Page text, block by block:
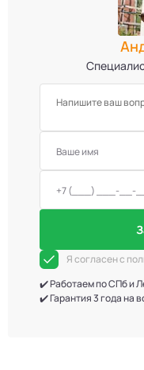
Я согласен с
✔️ Работаем по СПб и
✔️ Гарантия 3 года на